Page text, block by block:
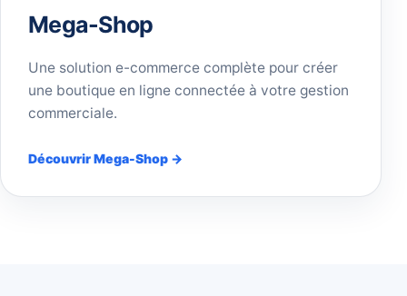
Mega-Shop
Une solution e-commerce complète pour créer
une boutique en ligne connectée à votre gestion
commerciale.
Découvrir Mega-Shop →